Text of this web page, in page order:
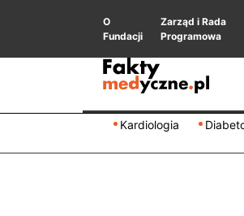
O
Fundacji
Zarząd i Rada
Programowa
Kardiologia